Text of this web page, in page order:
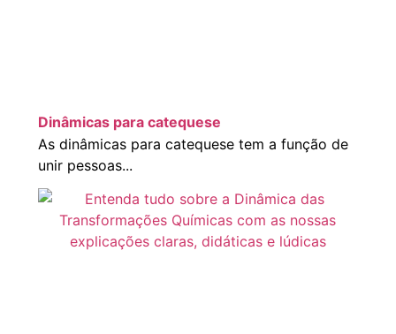
Dinâmicas para catequese
As dinâmicas para catequese tem a função de
unir pessoas...